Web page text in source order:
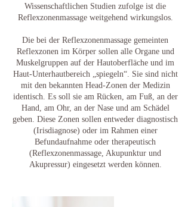
Wissenschaftlichen Studien zufolge ist die
Reflexzonenmassage weitgehend wirkungslos.
​Die bei der Reflexzonenmassage gemeinten
Reflexzonen im Körper sollen alle Organe und
Muskelgruppen auf der Hautoberfläche und im
Haut-Unterhautbereich „spiegeln“. Sie sind nicht
mit den bekannten Head-Zonen der Medizin
identisch. Es soll sie am Rücken, am Fuß, an der
Hand, am Ohr, an der Nase und am Schädel
geben. Diese Zonen sollen entweder diagnostisch
(Irisdiagnose) oder im Rahmen einer
Befundaufnahme oder therapeutisch
(Reflexzonenmassage, Akupunktur und
Akupressur) eingesetzt werden können.